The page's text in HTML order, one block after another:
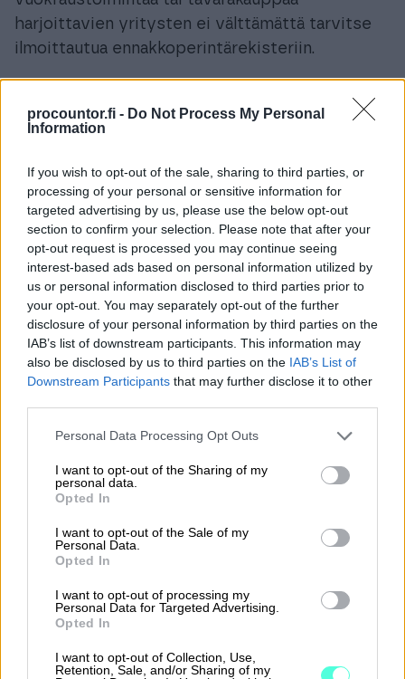
procountor.fi - Do Not Process My Personal
Information
If you wish to opt-out of the sale, sharing to third parties, or
processing of your personal or sensitive information for
targeted advertising by us, please use the below opt-out
section to confirm your selection. Please note that after your
opt-out request is processed you may continue seeing
interest-based ads based on personal information utilized by
us or personal information disclosed to third parties prior to
your opt-out. You may separately opt-out of the further
disclosure of your personal information by third parties on the
IAB’s list of downstream participants. This information may
also be disclosed by us to third parties on the IAB’s List of
Downstream Participants that may further disclose it to other
Please note that this website/app uses one or more Google
not limited to your visit or usage behaviour. You may click to
grant or deny consent to Google and its third-party tags to
use your data for below specified purposes in below Google
consent section.
Personal Data Processing Opt Outs
I want to opt-out of the Sharing of my
personal data.
Opted In
I want to opt-out of the Sale of my
Personal Data.
Opted In
I want to opt-out of processing my
Personal Data for Targeted Advertising.
Opted In
I want to opt-out of Collection, Use,
Retention, Sale, and/or Sharing of my
harjoittavien yritysten ei välttämättä tarvitse
ilmoittautua ennakkoperintärekisteriin​​.
Helpompaa arkea fiksulla
Finago Procountorilla
Automatisoi ja selkeytä talouttasi
Vaivatonta yhteistyötä eri osapuolten
kanssa
Sopii yritysmuodosta ja -koosta
riippumatta
Yrittäjän taloushallinnon ja
kirjanpidon ohjelmisto
Yksinkertaista taloushallinnon rutiineja ja
käytä aikasi paremmin. Aloitus nyt
maksutta rajoitetun ajan!